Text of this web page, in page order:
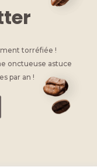
torréfiée !
onctueuse astuce
par an !